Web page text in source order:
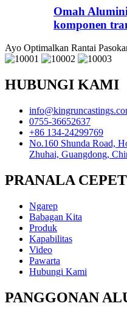
Omah
komponen
Ayo Optimalkan Rantai
HUBUNGI KAMI
0755-36652637
+86 134-24299769
No.160 Shunda Road,
Zhuhai, Guangdong,
PRANALA CEPET
Ngarep
Babagan Kita
Produk
Kapabilitas
Video
Pawarta
Hubungi Kami
PANGGONAN